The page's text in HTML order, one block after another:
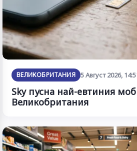
ВЕЛИКОБРИТАНИЯ 5 Август 2026,
Sky пусна най-евтиния
Великобритания